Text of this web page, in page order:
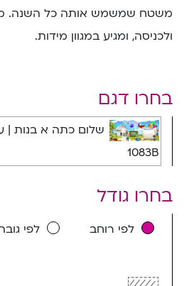
משטח שמשמש אותה כל השנה.
ולכניסה, ומגיע במגוון מידות.
בחרו דגם
שלום כתה א בנות |
1083B
בחרו גודל
לפי רוחב לפי